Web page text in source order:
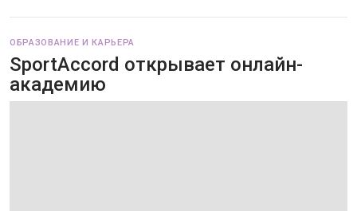
ОБРАЗОВАНИЕ И КАРЬЕРА
SportAccord открывает онлайн-
академию